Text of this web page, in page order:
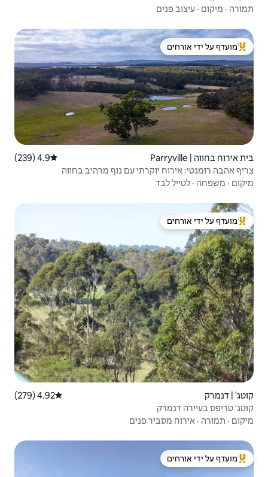
ידי אורחים
דירוג ממוצע של 4.9 מתוך 5, 239 ביקורות
4.9 (239)
עם נוף מרהיב בחווה
ידי אורחים
פנים
ידי אורחים